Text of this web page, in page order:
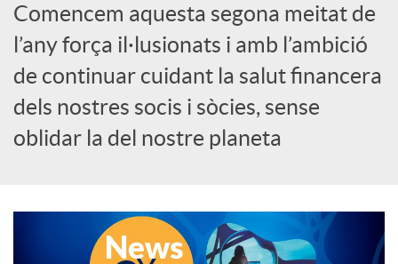
r
x
e
s
Comencem aquesta segona meitat de
l’any força il·lusionats i amb l’ambició
de continuar cuidant la salut financera
dels nostres socis i sòcies, sense
oblidar la del nostre planeta